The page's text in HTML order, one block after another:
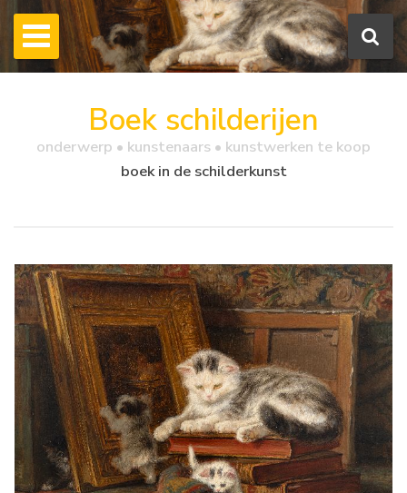
Boek schilderijen
onderwerp • kunstenaars • kunstwerken te koop
boek in de schilderkunst